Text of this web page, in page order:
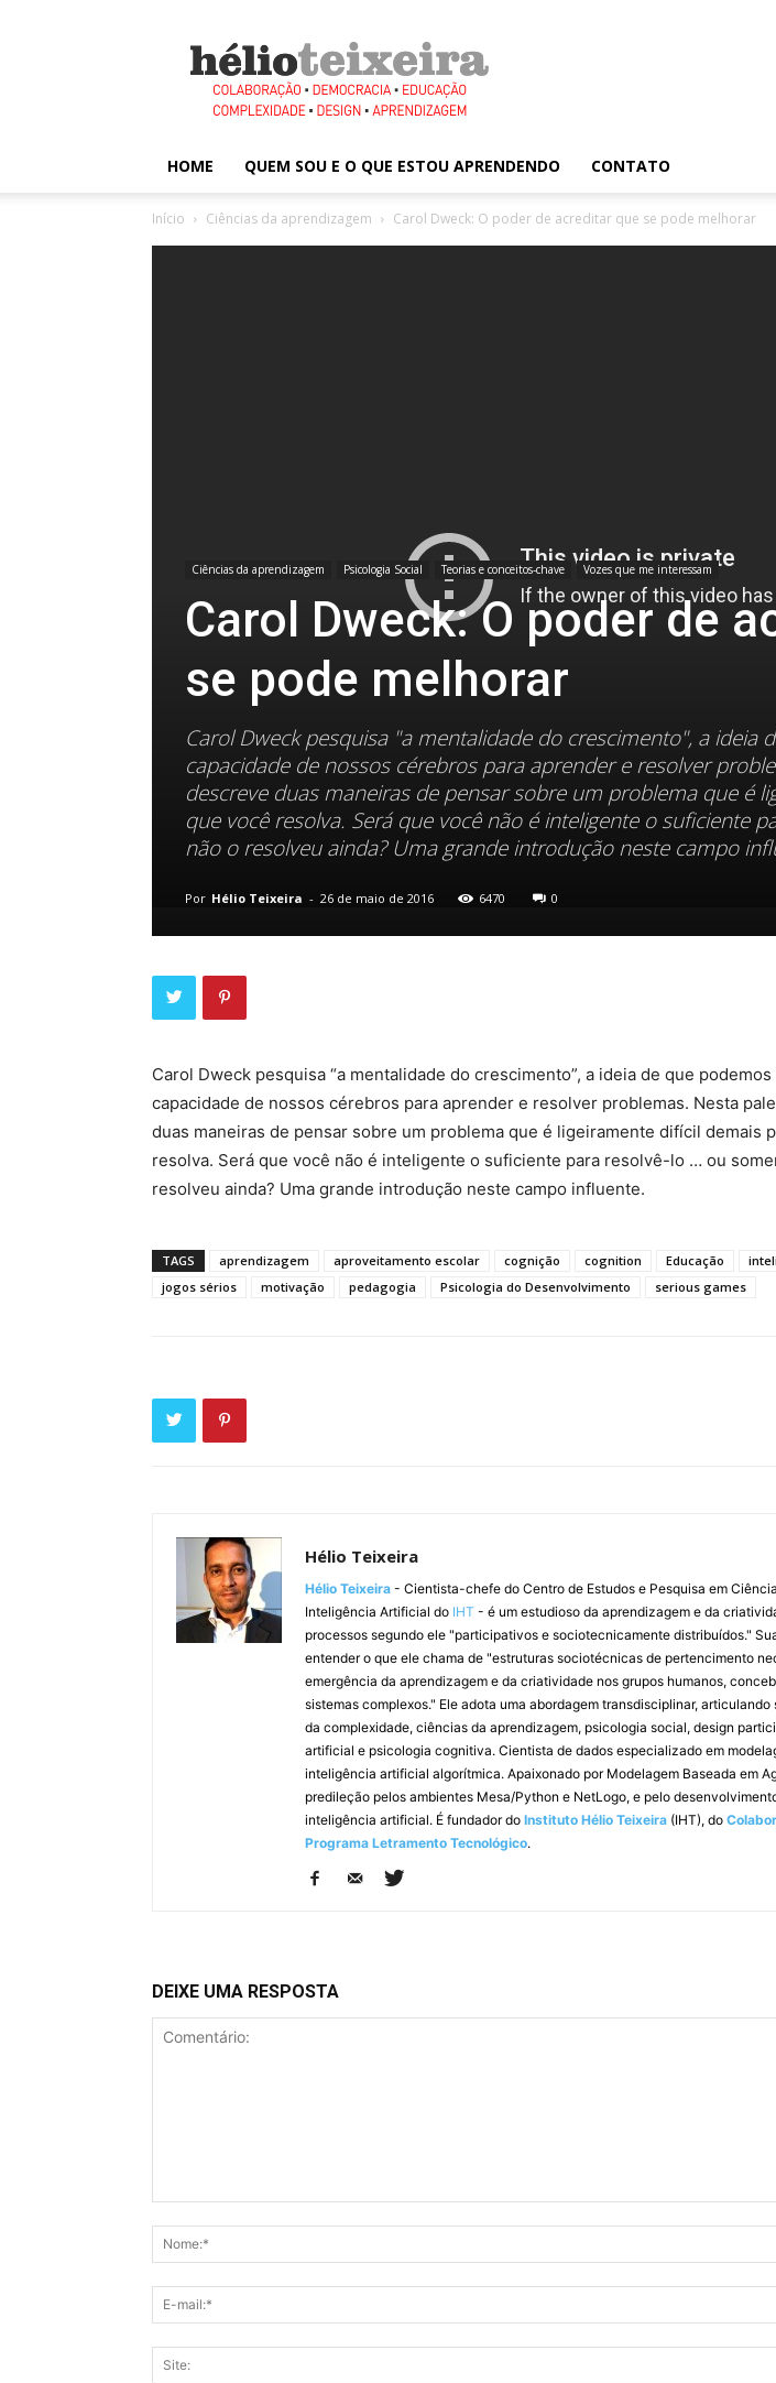
Hélio
Teixeira
HOME QUEM SOU E O QUE ESTOU APRENDENDO CONTATO
Início Ciências da aprendizagem Carol Dweck: O poder de acreditar que se pode melhorar
Ciências da aprendizagem Psicologia Social Teorias e conceitos-chave Vozes que me interessam
Carol Dweck: O poder de
se pode melhorar
Carol Dweck pesquisa "a mentalidade do crescimento", a ideia
capacidade de nossos cérebros para aprender e resolver
descreve duas maneiras de pensar sobre um problema que é
que você resolva. Será que você não é inteligente o suficiente
não o resolveu ainda? Uma grande introdução neste campo
Por Hélio Teixeira - 26 de maio de 2016 6470 0
Carol Dweck pesquisa “a mentalidade do crescimento”, a ideia de que
capacidade de nossos cérebros para aprender e resolver problemas. Nesta
duas maneiras de pensar sobre um problema que é ligeiramente difícil demais
resolva. Será que você não é inteligente o suficiente para resolvê-lo … ou
resolveu ainda? Uma grande introdução neste campo influente.
TAGS aprendizagem aproveitamento escolar cognição cognition Educação
jogos sérios
motivação pedagogia Psicologia do Desenvolvimento serious games
Hélio Teixeira
Hélio Teixeira - Cientista-chefe do Centro de Estudos e Pesquisa em
Inteligência Artificial do IHT - é um estudioso da aprendizagem e da
processos segundo ele "participativos e sociotecnicamente distribuídos."
entender o que ele chama de "estruturas sociotécnicas de pertencimento
emergência da aprendizagem e da criatividade nos grupos humanos,
sistemas complexos." Ele adota uma abordagem transdisciplinar, articulando
da complexidade, ciências da aprendizagem, psicologia social, design
artificial e psicologia cognitiva. Cientista de dados especializado em
inteligência artificial algorítmica. Apaixonado por Modelagem Baseada em
predileção pelos ambientes Mesa/Python e NetLogo, e pelo
inteligência artificial. É fundador do Instituto Hélio Teixeira (IHT), do
Programa Letramento Tecnológico.
DEIXE UMA RESPOSTA